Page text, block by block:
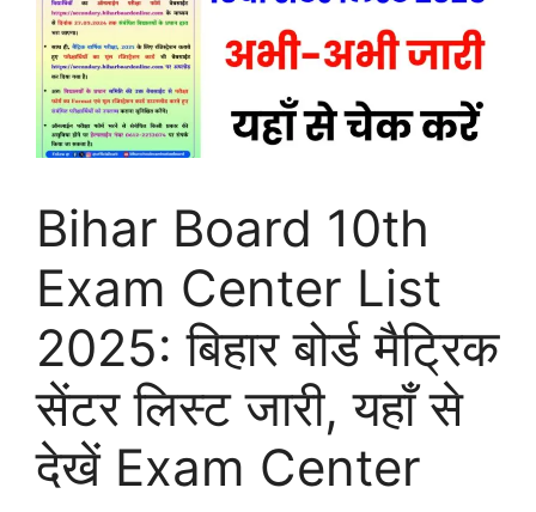
Bihar Board 10th
Exam Center List
2025: बिहार बोर्ड मैट्रिक
सेंटर लिस्ट जारी, यहाँ से
देखें Exam Center